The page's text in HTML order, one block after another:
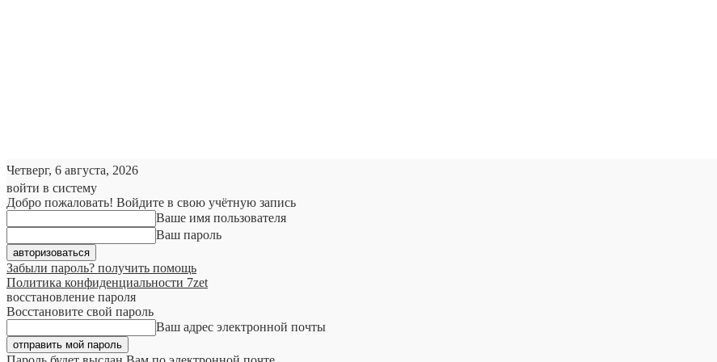
Четверг, 6 августа, 2026
войти в систему
Добро пожаловать! Войдите в свою учётную запись
Ваше имя пользователя
Ваш пароль
Забыли пароль? получить помощь
Политика конфиденциальности 7zet
восстановление пароля
Восстановите свой пароль
Ваш адрес электронной почты